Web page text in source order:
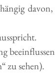
zu sehen).